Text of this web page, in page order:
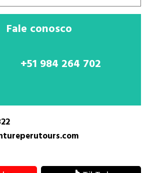
Fale conosco
+51 984 264 702